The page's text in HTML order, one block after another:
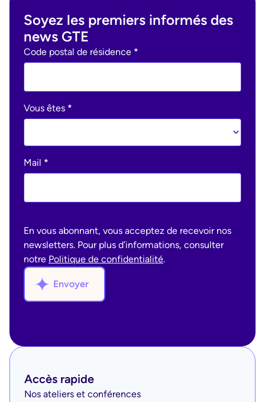
afin d’optimiser votre imposition en Suisse et en
France. Nos conseillers fiscaux spécialisés
peuvent analyser votre dossier et vous guider dans
le choix le plus avantageux pour vous.
payés en Suisse, afin d’éviter la double imposition.
Soyez les premiers informés des
news GTE
Ohme
:
Code postal de résidence *
Vous êtes *
Mail *
En vous abonnant, vous acceptez de recevoir nos
newsletters. Pour plus d’informations, consulter
notre Politique de confidentialité.
Envoyer
Accès rapide
Nos ateliers et conférences